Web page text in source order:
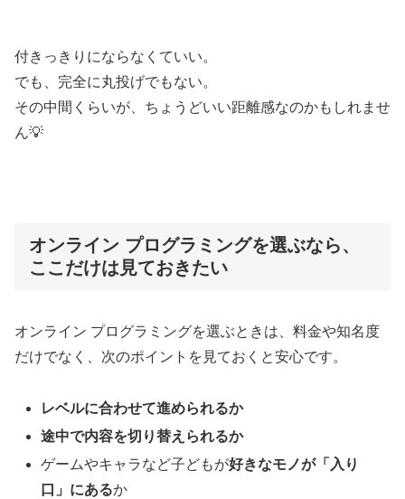
付きっきりにならなくていい。
でも、完全に丸投げでもない。
その中間くらいが、ちょうどいい距離感なのかもしれませ
ん💡
オンライン プログラミングを選ぶなら、
ここだけは見ておきたい
オンライン プログラミングを選ぶときは、料金や知名度
だけでなく、次のポイントを見ておくと安心です。
レベルに合わせて進められるか
途中で内容を切り替えられるか
ゲームやキャラなど子どもが好きなモノが「入り
口」にあるか